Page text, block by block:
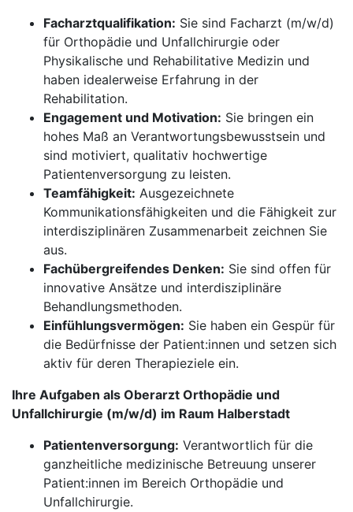
Facharztqualifikation: Sie sind Facharzt (m/w/d)
für Orthopädie und Unfallchirurgie oder
Physikalische und Rehabilitative Medizin und
haben idealerweise Erfahrung in der
Rehabilitation.
Engagement und Motivation: Sie bringen ein
hohes Maß an Verantwortungsbewusstsein und
sind motiviert, qualitativ hochwertige
Patientenversorgung zu leisten.
Teamfähigkeit: Ausgezeichnete
Kommunikationsfähigkeiten und die Fähigkeit zur
interdisziplinären Zusammenarbeit zeichnen Sie
aus.
Fachübergreifendes Denken: Sie sind offen für
innovative Ansätze und interdisziplinäre
Behandlungsmethoden.
Einfühlungsvermögen: Sie haben ein Gespür für
die Bedürfnisse der Patient:innen und setzen sich
aktiv für deren Therapieziele ein.
Ihre Aufgaben als Oberarzt Orthopädie und
Unfallchirurgie (m/w/d) im Raum Halberstadt
Patientenversorgung: Verantwortlich für die
ganzheitliche medizinische Betreuung unserer
Patient:innen im Bereich Orthopädie und
Unfallchirurgie.